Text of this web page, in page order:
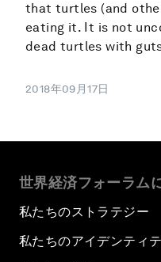
that turtles (and
eating it. It is not
dead turtles with
2018年09月17日
世界経済フォーラム
私たちのストラテジー
私たちのアイデンティ